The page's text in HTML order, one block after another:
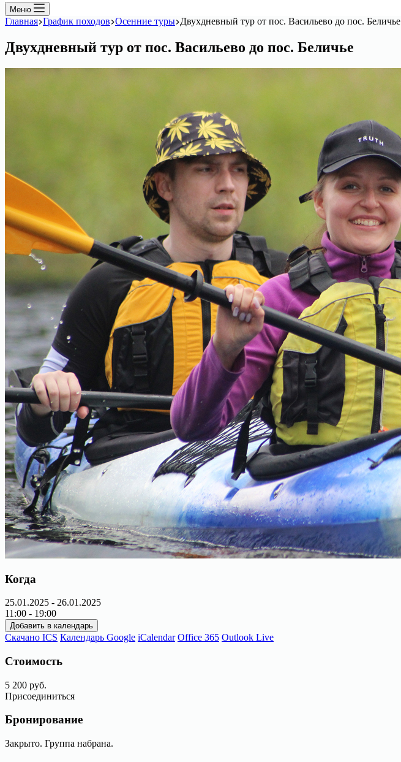
Меню
Главная График походов Осенние туры Двухдневный тур от пос. Васильево до пос. Беличье
Двухдневный тур от пос. Васильево до пос. Беличье
Когда
25.01.2025 - 26.01.2025
11:00 - 19:00
Добавить в календарь
Скачано ICS Календарь Google iCalendar Office 365 Outlook Live
Стоимость
5 200 руб.
Присоединиться
Бронирование
Закрыто. Группа набрана.